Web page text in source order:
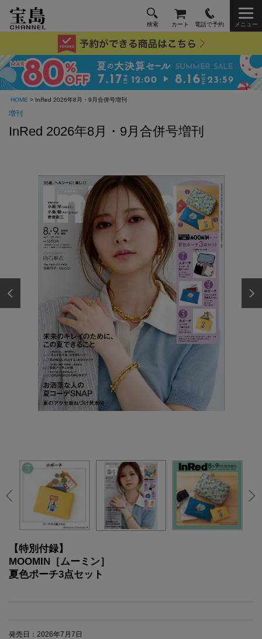
検索 カート 電話で予約 メニュー
HOME > InRed 2026年8月・9月合併号増刊
増刊
InRed 2026年8月・9月合併号増刊
【特別付録】
MOOMIN［ムーミン］
夏色ポーチ3点セット
発売日：2026年7月7日